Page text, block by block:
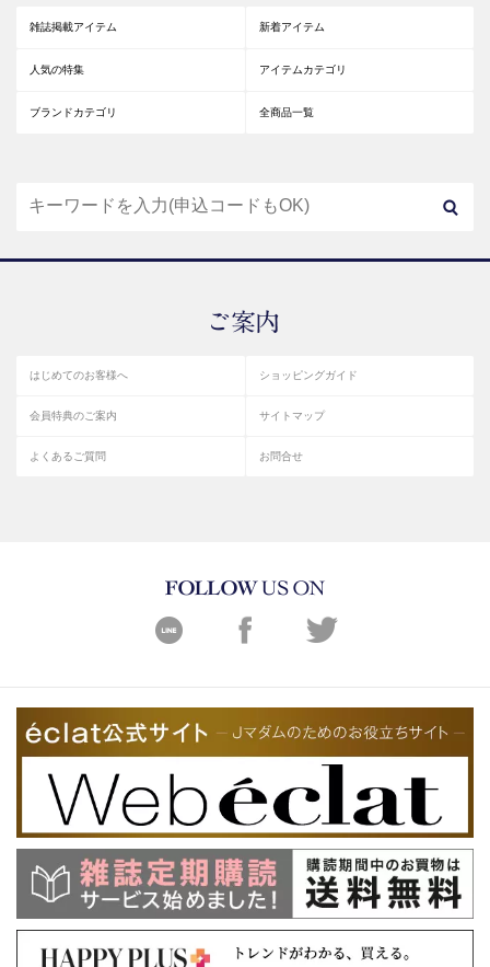
雑誌掲載アイテム 新着アイテム
人気の特集 アイテムカテゴリ
ブランドカテゴリ 全商品一覧
はじめてのお客様へ ショッピングガイド
会員特典のご案内 サイトマップ
よくあるご質問 お問合せ